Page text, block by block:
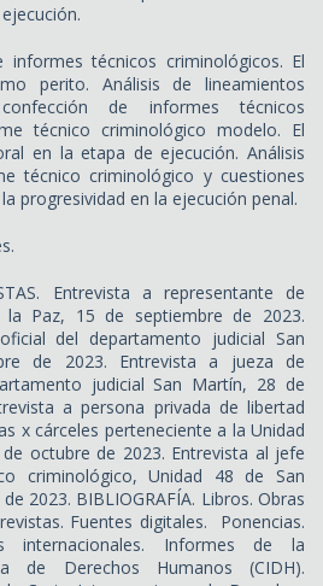
informes técnicos criminológicos. El
perito. Análisis de lineamientos
de informes técnicos
técnico criminológico modelo. El
en la etapa de ejecución. Análisis
técnico criminológico y cuestiones
progresividad en la ejecución penal.
Entrevista a representante de
la Paz, 15 de septiembre de 2023.
del departamento judicial San
de 2023. Entrevista a jueza de
judicial San Martín, 28 de
a persona privada de libertad
x cárceles perteneciente a la Unidad
octubre de 2023. Entrevista al jefe
criminológico, Unidad 48 de San
2023. BIBLIOGRAFÍA. Libros. Obras
Fuentes digitales. Ponencias.
internacionales. Informes de la
de Derechos Humanos (CIDH).